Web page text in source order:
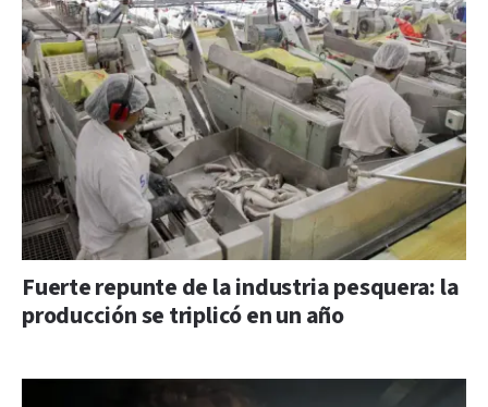
Fuerte repunte de la industria pesquera: la
producción se triplicó en un año